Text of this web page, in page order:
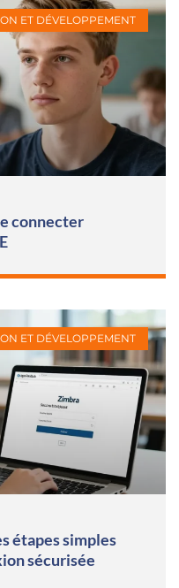
ET DÉVELOPPEMENT
connecter
ET DÉVELOPPEMENT
étapes simples
sécurisée